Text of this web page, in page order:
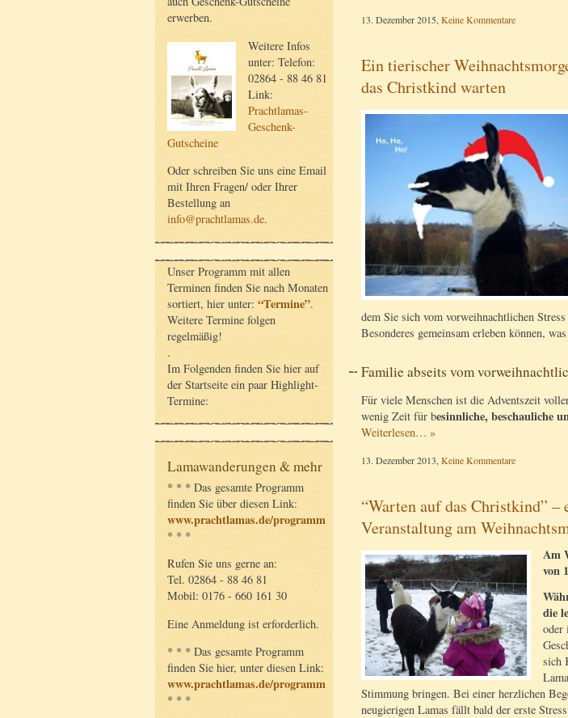
erwerben.
Weitere Infos
unter: Telefon:
02864 - 88 46 81
Link:
Prachtlamas-
Geschenk-
Gutscheine
Oder schreiben Sie uns eine Email
mit Ihren Fragen/ oder Ihrer
Bestellung an
info@prachtlamas.de.
Unser Programm mit allen
Terminen finden Sie nach Monaten
sortiert, hier unter: “Termine”.
Weitere Termine folgen
regelmäßig!
.
Im Folgenden finden Sie hier auf
der Startseite ein paar Highlight-
Termine:
Lamawanderungen & mehr
* * * Das gesamte Programm
finden Sie über diesen Link:
www.prachtlamas.de/programm
* * *
Rufen Sie uns gerne an:
Tel. 02864 - 88 46 81
Mobil: 0176 - 660 161 30
Eine Anmeldung ist erforderlich.
* * * Das gesamte Programm
finden Sie hier, unter diesen Link:
www.prachtlamas.de/programm
* * *
13. Dezember 2015, Keine Kommentare
Ein tierischer
das Christkind warten
dem Sie sich vom vorweihnachtlichen
Besonderes gemeinsam erleben können,
Familie abseits vom
Für viele Menschen ist die Adventszeit
wenig Zeit für besinnliche, beschauliche
Weiterlesen… »
13. Dezember 2013, Keine Kommentare
“Warten auf das Christkind” –
Veranstaltung am
Am
von
die
oder
sich
Stimmung bringen. Bei einer herzlichen
neugierigen Lamas fällt bald der erste